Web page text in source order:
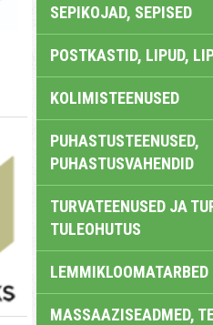
SEPIKOJAD, SEPISED
POSTKASTID, LIPUD,
KOLIMISTEENUSED
PUHASTUSTEENUSED,
PUHASTUSVAHENDID
TURVATEENUSED JA
TULEOHUTUS
LEMMIKLOOMATARBED
MASSAAZISEADMED,